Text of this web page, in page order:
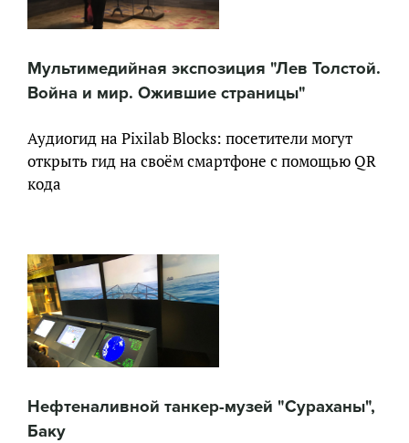
Мультимедийная экспозиция "Лев Толстой.
Война и мир. Ожившие страницы"
Аудиогид на Pixilab Blocks: посетители могут
открыть гид на своём смартфоне с помощью QR
кода
Нефтеналивной танкер-музей "Сураханы",
Баку